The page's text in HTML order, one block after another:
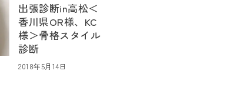
出張診断in高松＜
香川県OR様、KC
様＞骨格スタイル
診断
2018年5月14日